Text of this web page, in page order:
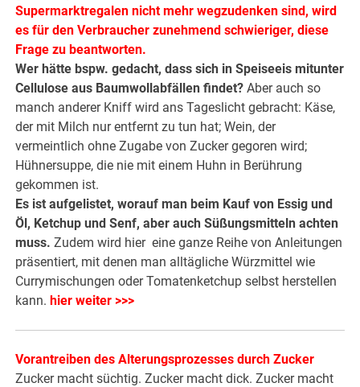
Supermarktregalen nicht mehr wegzudenken sind, wird
es für den Verbraucher zunehmend schwieriger, diese
Frage zu beantworten.
Wer hätte bspw. gedacht, dass sich in Speiseeis mitunter
Cellulose aus Baumwollabfällen findet? Aber auch so
manch anderer Kniff wird ans Tageslicht gebracht: Käse,
der mit Milch nur entfernt zu tun hat; Wein, der
vermeintlich ohne Zugabe von Zucker gegoren wird;
Hühnersuppe, die nie mit einem Huhn in Berührung
gekommen ist.
Es ist aufgelistet, worauf man beim Kauf von Essig und
Öl, Ketchup und Senf, aber auch Süßungsmitteln achten
muss. Zudem wird hier eine ganze Reihe von Anleitungen
präsentiert, mit denen man alltägliche Würzmittel wie
Currymischungen oder Tomatenketchup selbst herstellen
kann.hier weiter >>>
Vorantreiben des Alterungsprozesses durch Zucker
Zucker macht süchtig. Zucker macht dick. Zucker macht